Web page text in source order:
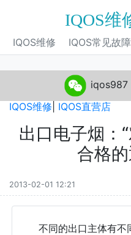
IQOS维
IQOS维修 IQOS常见故障
|IQOS电子烟|
IQOS维修 IQOS直营店
出口电子烟：
合格
2013-02-01 12:21
不同的出口主体有不
iqos987